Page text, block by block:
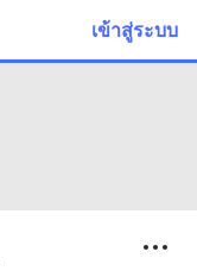
เข้าสู่ระบบ